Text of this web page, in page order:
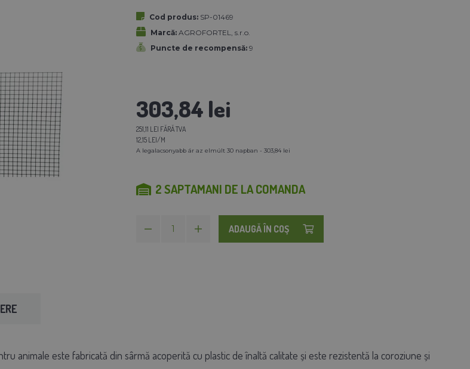
Cod produs: SP-01469
Marcă: AGROFORTEL, s.r.o.
Puncte de recompensă: 9
303,84 lei
251,11 LEI FĂRĂ TVA
12,15 LEI/M
A legalacsonyabb ár az elmúlt 30 napban - 303,84 lei
2 SAPTAMANI DE LA COMANDA
ADAUGĂ ÎN COŞ
animale este fabricată din sârmă acoperită cu plastic de înaltă calitate și este rezistentă la coroziune și